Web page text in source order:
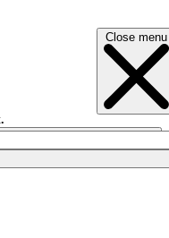
Close menu
Anmelden